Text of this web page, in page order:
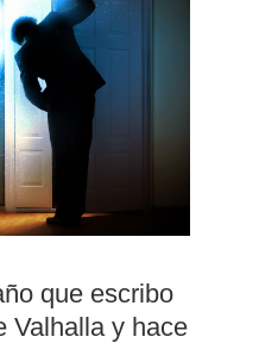
que escribo
Valhalla y hace